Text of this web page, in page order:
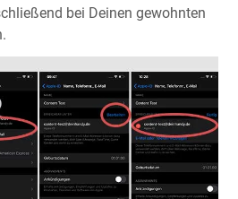
bei Deinen gewohnten